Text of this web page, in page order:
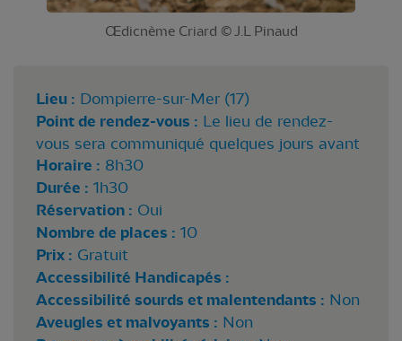
Œdicnème Criard © J.L Pinaud
Lieu : Dompierre-sur-Mer (17)
Point de rendez-vous : Le lieu de rendez-
vous sera communiqué quelques jours avant
Horaire : 8h30
Durée : 1h30
Réservation : Oui
Nombre de places : 10
Prix : Gratuit
Accessibilité Handicapés :
Accessibilité sourds et malentendants : Non
Aveugles et malvoyants : Non